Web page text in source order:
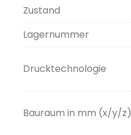
Zustand
Lagernummer
Drucktechnologie
Bauraum in mm (x/y/z)